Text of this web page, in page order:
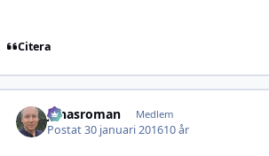
Citera
jonasroman Medlem
Postat30 januari 201610 år